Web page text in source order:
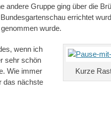
andere Gruppe ging über die
errichtet
wurde.
Kurze
wenn ich
sehr schön
Wie immer
das nächste